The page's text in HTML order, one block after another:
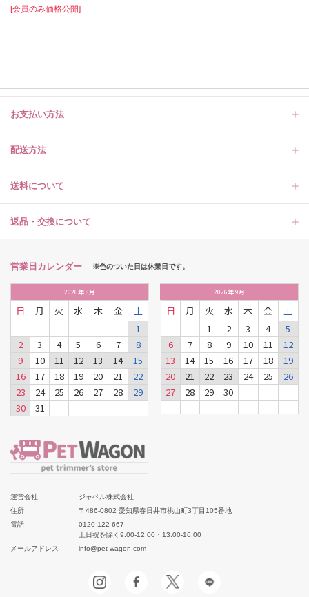
[会員のみ価格公開]
お支払い方法
配送方法
送料について
返品・交換について
営業日カレンダー ※色のついた日は休業日です。
2026年8月
日 月 火 水 木 金
土
1
2
3 4 5 6 7
8
9
10 11 12 13 14
15
16
17 18 19 20 21
22
23
24 25 26 27 28
29
30
31
2026年9月
日 月 火 水 木 金
土
1
2 3 4
5
6
7 8 9 10 11
12
13
14 15 16 17 18
19
20
21 22 23 24 25
26
27
28 29 30
運営会社
ジャペル株式会社
住所
〒486-0802 愛知県春日井市桃山町3丁目105番地
電話
0120-122-667
土日祝を除く9:00-12:00・13:00-16:00
メールアドレス
info@pet-wagon.com